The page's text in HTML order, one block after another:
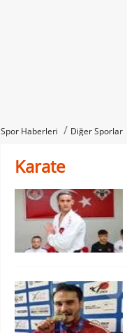
Spor Haberleri Diğer Sporlar
Karate